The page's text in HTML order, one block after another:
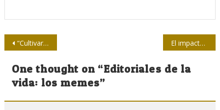
Navegación
de
entradas
“Cultivarnos como sociedad para el uso de las tecnologías de la información y la comunicación” El impacto de las nuevas tecnologías en la oralidad y la escritura
One thought on “Editoriales de la
vida: los memes”